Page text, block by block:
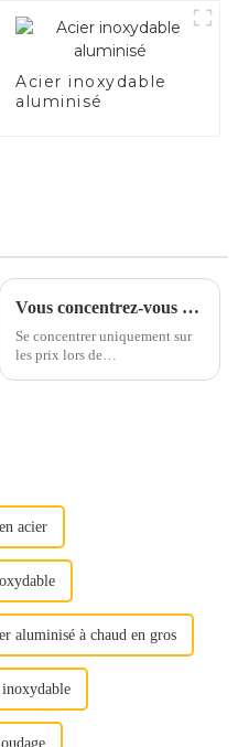
Acier inoxydable
aluminisé
Vous concentrez-vous uniquement sur les prix lorsque vous vous approvisionnez en acier inoxydable ?
Se concentrer uniquement sur
les prix lors de
qualité »
acier
aluminisé à chaud en gros